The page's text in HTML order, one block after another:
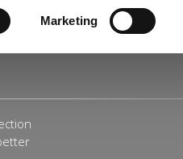
Marketing